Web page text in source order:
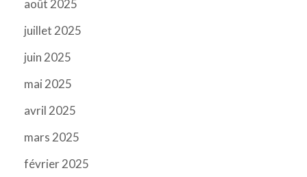
août 2025
juillet 2025
juin 2025
mai 2025
avril 2025
mars 2025
février 2025